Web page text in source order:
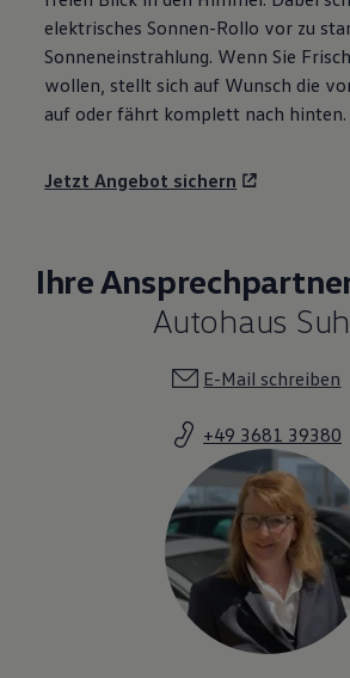
elektrisches Sonnen-Rollo vor zu
Sonneneinstrahlung. Wenn Sie
wollen, stellt sich auf Wunsch die
auf oder fährt komplett nach hinten.
Jetzt Angebot sichern
Ihre
Autohaus
E-Mail schreiben
+49 3681 39380